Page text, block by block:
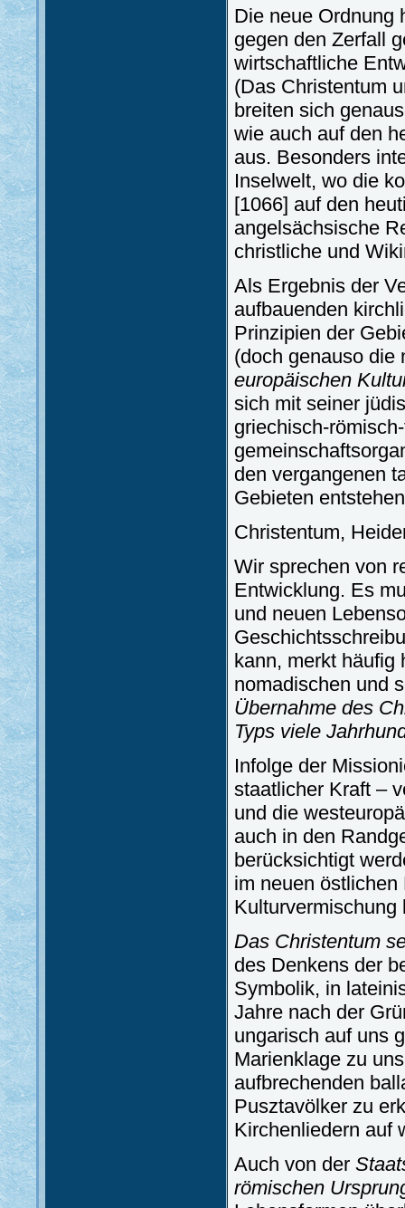
Die neue Ordnung
gegen den Zerfall
wirtschaftliche
(Das Christentum
breiten sich
wie auch auf den
aus. Besonders
Inselwelt, wo die
[1066] auf den
angelsächsische
christliche und
Als Ergebnis der
aufbauenden
Prinzipien der
(doch genauso
europäischen
sich mit seiner
griechisch-
den vergangenen
Gebieten
Christentum,
Wir sprechen von
Entwicklung. Es
und neuen
kann, merkt häufig
nomadischen und
Übernahme des
Typs viele
Infolge der
staatlicher Kraft –
und die
auch in den
berücksichtigt
im neuen
Kulturvermischung
Das Christentum
des Denkens der
Symbolik, in
Jahre nach der
ungarisch auf uns
Marienklage zu
aufbrechenden
Pusztavölker zu
Kirchenliedern auf
Auch von der
römischen